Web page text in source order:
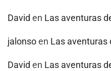
David en Las aventuras
jalonsoen Las aventuras
David en Las aventuras